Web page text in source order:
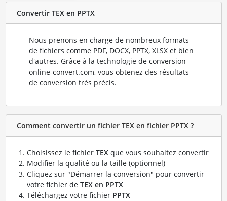
Convertir TEX en PPTX
Nous prenons en charge de nombreux formats
de fichiers comme PDF, DOCX, PPTX, XLSX et bien
d'autres. Grâce à la technologie de conversion
online-convert.com, vous obtenez des résultats
de conversion très précis.
Comment convertir un fichier TEX en fichier PPTX ?
Choisissez le fichier TEXque vous souhaitez convertir
Modifier la qualité ou la taille (optionnel)
Cliquez sur "Démarrer la conversion" pour convertir
votre fichier de TEX en PPTX
Téléchargez votre fichier PPTX